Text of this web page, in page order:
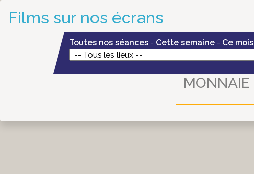
Films sur nos écrans
Toutes nos séances - Cette semaine - Ce mois
MONNAIE